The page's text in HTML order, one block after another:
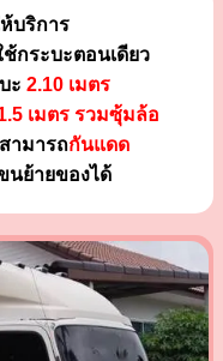
บริการ
ช้กระบะตอนเดียว
ะ 2.10 เมตร
เมตร รวมซุ้มล้อ
สามารถกันแดด
ย้ายของได้